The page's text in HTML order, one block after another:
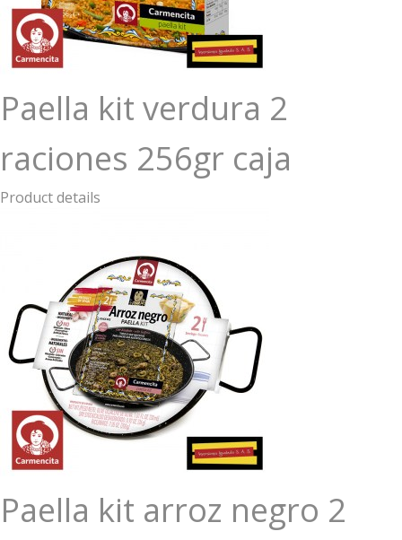
Paella kit verdura 2
raciones 256gr caja
Product details
Paella kit arroz negro 2